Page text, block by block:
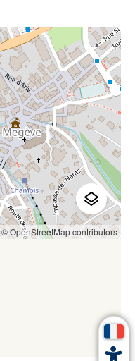
© OpenStreetMap contributors